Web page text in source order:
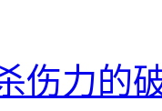
伤力的